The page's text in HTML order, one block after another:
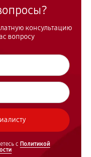
консультацию
вопросу
с Политикой